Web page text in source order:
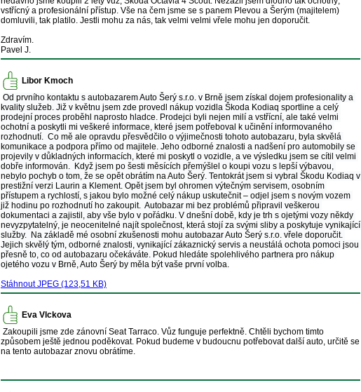
vstřícný a profesionální přístup. Vše na čem jsme se s panem Plevou a Šerým (majitelem)
domluvili, tak platilo. Jestli mohu za nás, tak velmi velmi vřele mohu jen doporučit.
Zdravím.
Pavel J.
Libor Kmoch
Od prvního kontaktu s autobazarem Auto Šerý s.r.o. v Brně jsem získal dojem profesionality a
kvality služeb. Již v květnu jsem zde provedl nákup vozidla Škoda Kodiaq sportline a celý
prodejní proces proběhl naprosto hladce. Prodejci byli nejen milí a vstřícní, ale také velmi
ochotní a poskytli mi veškeré informace, které jsem potřeboval k učinění informovaného
rozhodnutí.  Co mě ale opravdu přesvědčilo o výjimečnosti tohoto autobazaru, byla skvělá
komunikace a podpora přímo od majitele. Jeho odborné znalosti a nadšení pro automobily se
projevily v důkladných informacích, které mi poskytl o vozidle, a ve výsledku jsem se cítil velmi
dobře informován.  Když jsem po šesti měsících přemýšlel o koupi vozu s lepší výbavou,
nebylo pochyb o tom, že se opět obrátím na Auto Šerý. Tentokrát jsem si vybral Škodu Kodiaq v
prestižní verzi Laurin a Klement. Opět jsem byl ohromen výtečným servisem, osobním
přístupem a rychlostí, s jakou bylo možné celý nákup uskutečnit – odjel jsem s novým vozem
již hodinu po rozhodnutí ho zakoupit.  Autobazar mi bez problémů připravil veškerou
dokumentaci a zajistil, aby vše bylo v pořádku. V dnešní době, kdy je trh s ojetými vozy někdy
nevyzpytatelný, je neocenitelné najít společnost, která stojí za svými sliby a poskytuje vynikající
služby.  Na základě mé osobní zkušenosti mohu autobazar Auto Šerý s.r.o. vřele doporučit.
Jejich skvělý tým, odborné znalosti, vynikající zákaznický servis a neustálá ochota pomoci jsou
přesně to, co od autobazaru očekáváte. Pokud hledáte spolehlivého partnera pro nákup
ojetého vozu v Brně, Auto Šerý by měla být vaše první volba.
Stáhnout JPEG (123,51 KB)
Eva Vlckova
Zakoupili jsme zde zánovní Seat Tarraco. Vůz funguje perfektně. Chtěli bychom timto
způsobem ještě jednou poděkovat. Pokud budeme v budoucnu potřebovat další auto, určitě se
na tento autobazar znovu obrátíme.